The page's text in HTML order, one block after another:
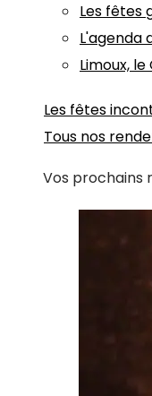
Les fêtes
L'agenda
Limoux,
Les fêtes
Tous nos
Vos prochains